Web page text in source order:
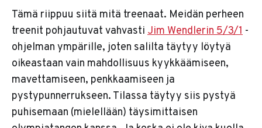
Tämä riippuu siitä mitä treenaat. Meidän perheen
treenit pohjautuvat vahvasti Jim Wendlerin 5/3/1 -
ohjelman ympärille, joten salilta täytyy löytyä
oikeastaan vain mahdollisuus kyykkäämiseen,
mavettamiseen, penkkaamiseen ja
pystypunnerrukseen. Tilassa täytyy siis pystyä
puhisemaan (mielellään) täysimittaisen